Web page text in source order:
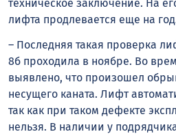
техническое заключение. На
лифта продлевается еще на
– Последняя такая проверка
8б проходила в ноябре. Во
выявлено, что произошел
несущего каната. Лифт
так как при таком дефекте
нельзя. В наличии у